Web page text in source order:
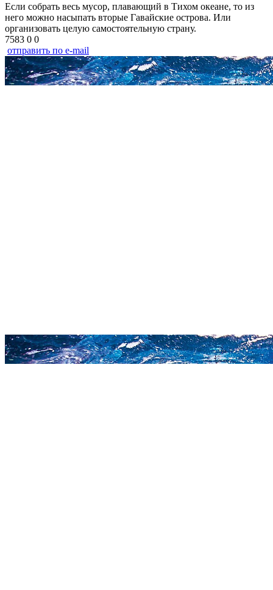
Если собрать весь мусор, плавающий в Тихом океане, то из
него можно насыпать вторые Гавайские острова. Или
организовать целую самостоятельную страну.
7583 0 0
отправить по e-mail